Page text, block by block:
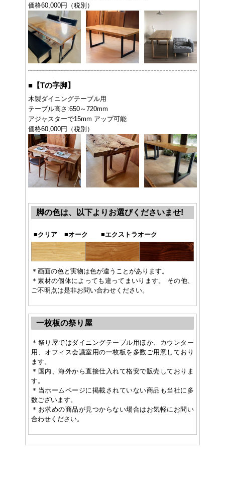
価格60,000円（税別）
■ 【Tの字脚】
木製ダイニングテーブル用
テーブル高さ:650～720mm
アジャスターで15mm アップ可能
価格60,000円（税別）
脚の色は、以下よりお選びくださいませ!
■クリア ■オーク ■エクストラオーク
＊画面の色と実物は色が違うことがあります。
＊素材の個体によっても違ってまいります。 その他、
ご不明点は是非お問い合わせください。
一枚板の祭り屋
＊祭り屋ではダイニングテーブル用ほか、カウンター
用、オフィス会議室用の一枚板を多数ご用意しており
ます。
＊国内、海外から直接仕入れて格安で販売しておりま
す。
＊当ホームページに掲載されていない商品も当社に多
数ございます。
＊お求めの商品が見つからない場合はお気軽にお問い
合わせください。